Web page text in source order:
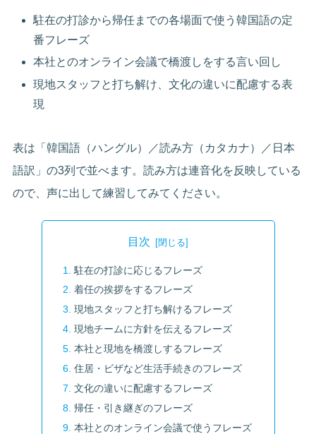
駐在の打診から帰任までの各場面で使う韓国語の定
番フレーズ
本社とのオンライン会議で橋渡しをする言い回し
現地スタッフと打ち解け、文化の違いに配慮する表
現
表は「韓国語（ハングル）／読み方（カタカナ）／日本
語訳」の3列で並べます。読み方は連音化を反映している
ので、声に出して練習してみてください。
目次
駐在の打診に応じるフレーズ
着任の挨拶をするフレーズ
現地スタッフと打ち解けるフレーズ
現地チームに方針を伝えるフレーズ
本社と現地を橋渡しするフレーズ
住居・ビザなど生活手続きのフレーズ
文化の違いに配慮するフレーズ
帰任・引き継ぎのフレーズ
本社とのオンライン会議で使うフレーズ